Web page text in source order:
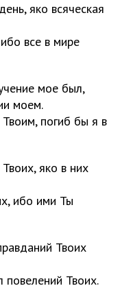
яко всяческая
все в мире
мое был,
моем.
погиб бы я в
яко в них
ибо ими Ты
Твоих
повелений Твоих.